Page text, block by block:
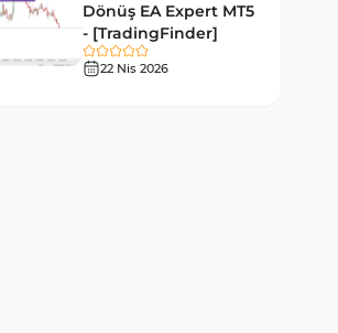
ve Çıkış MT5 Göstergeleri 44
MT5 Göstergeleri
Dönüş EA Expert MT5
- [TradingFinder]
22 Nis 2026